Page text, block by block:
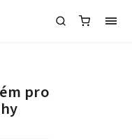
pro